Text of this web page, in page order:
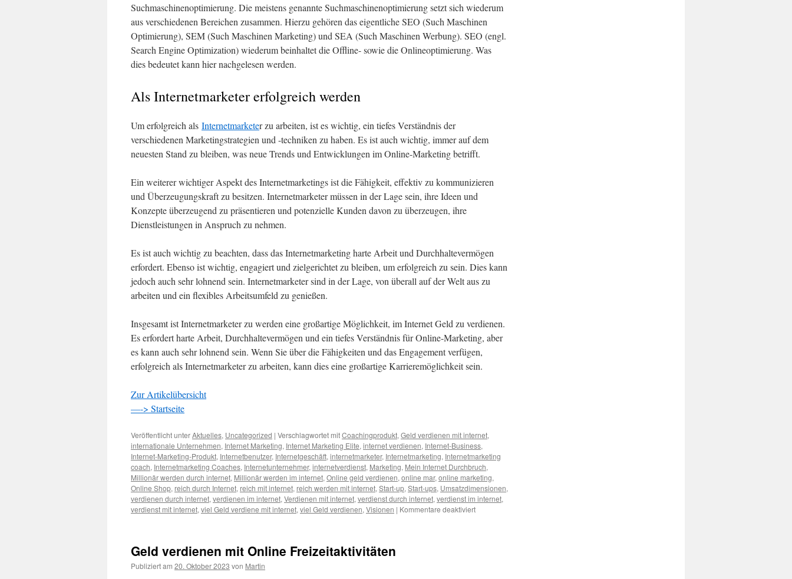
Suchmaschinenoptimierung. Die meistens genannte Suchmaschinenoptimierung setzt sich wiederum
aus verschiedenen Bereichen zusammen. Hierzu gehören das eigentliche SEO (Such Maschinen
Optimierung), SEM (Such Maschinen Marketing) und SEA (Such Maschinen Werbung). SEO (engl.
Search Engine Optimization) wiederum beinhaltet die Offline- sowie die Onlineoptimierung. Was
dies bedeutet kann hier nachgelesen werden.
Als Internetmarketer erfolgreich werden
Um erfolgreich als Internetmarketer zu arbeiten, ist es wichtig, ein tiefes Verständnis der
verschiedenen Marketingstrategien und -techniken zu haben. Es ist auch wichtig, immer auf dem
neuesten Stand zu bleiben, was neue Trends und Entwicklungen im Online-Marketing betrifft.
Ein weiterer wichtiger Aspekt des Internetmarketings ist die Fähigkeit, effektiv zu kommunizieren
und Überzeugungskraft zu besitzen. Internetmarketer müssen in der Lage sein, ihre Ideen und
Konzepte überzeugend zu präsentieren und potenzielle Kunden davon zu überzeugen, ihre
Dienstleistungen in Anspruch zu nehmen.
Es ist auch wichtig zu beachten, dass das Internetmarketing harte Arbeit und Durchhaltevermögen
erfordert. Ebenso ist wichtig, engagiert und zielgerichtet zu bleiben, um erfolgreich zu sein. Dies kann
jedoch auch sehr lohnend sein. Internetmarketer sind in der Lage, von überall auf der Welt aus zu
arbeiten und ein flexibles Arbeitsumfeld zu genießen.
Insgesamt ist Internetmarketer zu werden eine großartige Möglichkeit, im Internet Geld zu verdienen.
Es erfordert harte Arbeit, Durchhaltevermögen und ein tiefes Verständnis für Online-Marketing, aber
es kann auch sehr lohnend sein. Wenn Sie über die Fähigkeiten und das Engagement verfügen,
erfolgreich als Internetmarketer zu arbeiten, kann dies eine großartige Karrieremöglichkeit sein.
Zur Artikelübersicht
—-> Startseite
Veröffentlicht unterAktuelles, Uncategorized | Verschlagwortet mitCoachingprodukt, Geld verdienen mit internet,
internationale Unternehmen, Internet Marketing, Internet Marketing Elite, internet verdienen, Internet-Business,
Internet-Marketing-Produkt, Internetbenutzer, Internetgeschäft, internetmarketer, Internetmarketing, Internetmarketing
coach, Internetmarketing Coaches, Internetunternehmer, internetverdienst, Marketing, Mein Internet Durchbruch,
Millionär werden durch internet, Millionär werden im internet, Online geld verdienen, online mar, online marketing,
Online Shop, reich durch Internet, reich mit internet, reich werden mit internet, Start-up, Start-ups, Umsatzdimensionen,
verdienen durch internet, verdienen im internet, Verdienen mit internet, verdienst durch internet, verdienst im internet,
verdienst mit internet, viel Geld verdiene mit internet, viel Geld verdienen, Visionen | Kommentare deaktiviertfür
Geld verdienen mit Online Freizeitaktivitäten
Publiziert am 20. Oktober 2023 von Martin